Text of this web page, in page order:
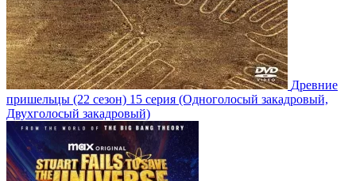
Древние
пришельцы (22 сезон) 15 серия (Одноголосый закадровый,
Двухголосый закадровый)